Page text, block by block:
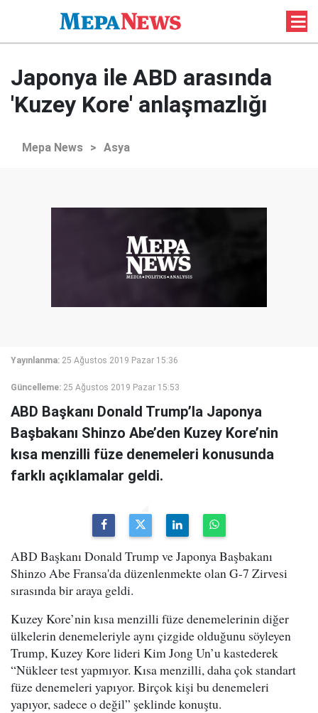
Japonya ile ABD arasında
'Kuzey Kore' anlaşmazlığı
Mepa News > Asya
Yayınlanma: 25 Ağustos 2019 Pazar 15:36
Güncelleme: 25 Ağustos 2019 Pazar 15:53
ABD Başkanı Donald Trump’la Japonya
Başbakanı Shinzo Abe’den Kuzey Kore’nin
kısa menzilli füze denemeleri konusunda
farklı açıklamalar geldi.
ABD Başkanı Donald Trump ve Japonya Başbakanı
Shinzo Abe Fransa'da düzenlenmekte olan G-7 Zirvesi
sırasında bir araya geldi.
Kuzey Kore’nin kısa menzilli füze denemelerinin diğer
ülkelerin denemeleriyle aynı çizgide olduğunu söyleyen
Trump, Kuzey Kore lideri Kim Jong Un’u kastederek
“Nükleer test yapmıyor. Kısa menzilli, daha çok standart
füze denemeleri yapıyor. Birçok kişi bu denemeleri
yapıyor, sadece o değil” şeklinde konuştu.